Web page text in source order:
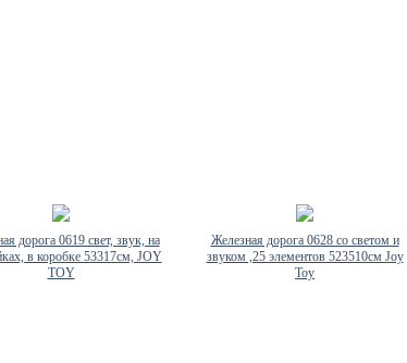
дорога 0619 свет, звук, на
в коробке 53317см, JOY
TOY
Железная дорога 0628 со светом и
звуком ,25 элементов 523510см Joy
Toy